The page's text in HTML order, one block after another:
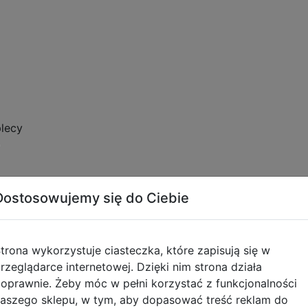
zgodności
się do Ciebie
wykorzystuje ciasteczka, które zapisują się w
internetowej. Dzięki nim strona działa
Żeby móc w pełni korzystać z funkcjonalności
sklepu, w tym, aby dopasować treść reklam do